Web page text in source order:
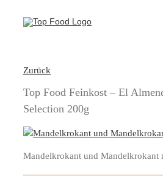
Inhalt
Zurück
Top Food Feinkost – El
Selection 200g
Mandelkrokant und Mandelkrokant